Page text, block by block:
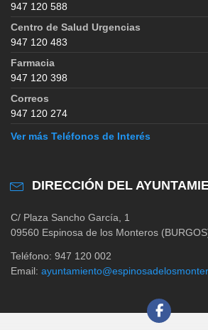
947 120 588
Centro de Salud Urgencias
947 120 483
Farmacia
947 120 398
Correos
947 120 274
Ver más Teléfonos de Interés
DIRECCIÓN DEL
C/ Plaza Sancho García, 1
09560 Espinosa de los Monteros
Teléfono: 947 120 002
Email: